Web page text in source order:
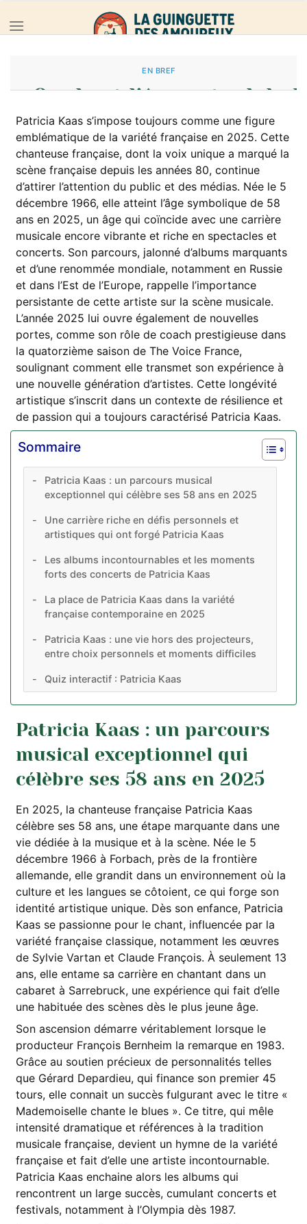
au
EN BREF
Quel est l’âge actuel de
PUBLIÉ LE09/09/2020 PARMARC BERTRAND
09
Sep
Patricia Kaas s’impose toujours comme une figure
emblématique de la variété française en 2025. Cette
chanteuse française, dont la voix unique a marqué la
scène française depuis les années 80, continue
d’attirer l’attention du public et des médias. Née le 5
décembre 1966, elle atteint l’âge symbolique de 58
ans en 2025, un âge qui coïncide avec une carrière
musicale encore vibrante et riche en spectacles et
concerts. Son parcours, jalonné d’albums marquants
et d’une renommée mondiale, notamment en Russie
et dans l’Est de l’Europe, rappelle l’importance
persistante de cette artiste sur la scène musicale.
L’année 2025 lui ouvre également de nouvelles
portes, comme son rôle de coach prestigieuse dans
la quatorzième saison de The Voice France,
soulignant comment elle transmet son expérience à
une nouvelle génération d’artistes. Cette longévité
artistique s’inscrit dans un contexte de résilience et
de passion qui a toujours caractérisé Patricia Kaas.
Sommaire
Patricia Kaas : un parcours musical
exceptionnel qui célèbre ses 58 ans en 2025
Une carrière riche en défis personnels et
artistiques qui ont forgé Patricia Kaas
Les albums incontournables et les moments
forts des concerts de Patricia Kaas
La place de Patricia Kaas dans la variété
française contemporaine en 2025
Patricia Kaas : une vie hors des projecteurs,
entre choix personnels et moments difficiles
Quiz interactif : Patricia Kaas
Patricia Kaas : un parcours
musical exceptionnel qui
célèbre ses 58 ans en 2025
En 2025, la chanteuse française Patricia Kaas
célèbre ses 58 ans, une étape marquante dans une
vie dédiée à la musique et à la scène. Née le 5
décembre 1966 à Forbach, près de la frontière
allemande, elle grandit dans un environnement où la
culture et les langues se côtoient, ce qui forge son
identité artistique unique. Dès son enfance, Patricia
Kaas se passionne pour le chant, influencée par la
variété française classique, notamment les œuvres
de Sylvie Vartan et Claude François. À seulement 13
ans, elle entame sa carrière en chantant dans un
cabaret à Sarrebruck, une expérience qui fait d’elle
une habituée des scènes dès le plus jeune âge.
Son ascension démarre véritablement lorsque le
producteur François Bernheim la remarque en 1983.
Grâce au soutien précieux de personnalités telles
que Gérard Depardieu, qui finance son premier 45
tours, elle connait un succès fulgurant avec le titre «
Mademoiselle chante le blues ». Ce titre, qui mêle
intensité dramatique et références à la tradition
musicale française, devient un hymne de la variété
française et fait d’elle une artiste incontournable.
Patricia Kaas enchaine alors les albums qui
rencontrent un large succès, cumulant concerts et
festivals, notamment à l’Olympia dès 1987.